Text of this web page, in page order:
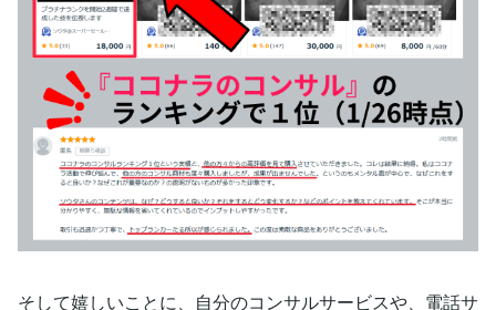
そして嬉しいことに、自分のコンサルサービスや、電話サ